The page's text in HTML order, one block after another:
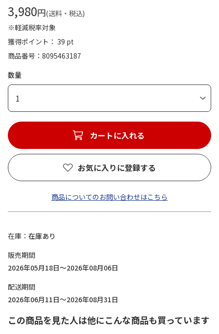
3,980円(送料・税込)
※軽減税率対象
獲得ポイント： 39 pt
商品番号
8095463187
数量
1
カートに入れる
お気に入りに登録する
商品についてのお問い合わせはこちら
在庫
在庫あり
販売期間
2026年05月18日～2026年08月06日
配送期間
2026年06月11日～2026年08月31日
この商品を見た人は他にこんな商品も買っています